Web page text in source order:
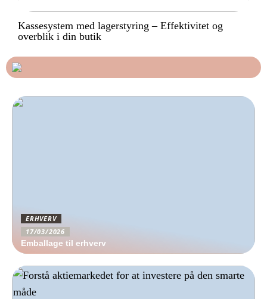
Kassesystem med lagerstyring – Effektivitet og
overblik i din butik
ERHVERV
17/03/2026
Emballage til erhverv